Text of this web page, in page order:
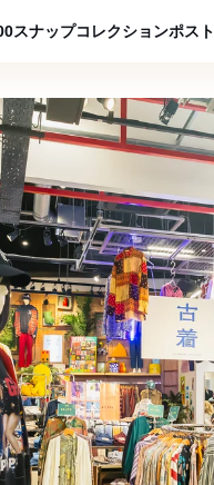
スナップコレクションポスト